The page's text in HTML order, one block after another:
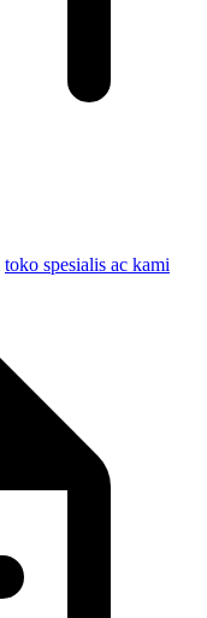
toko spesialis ac kami